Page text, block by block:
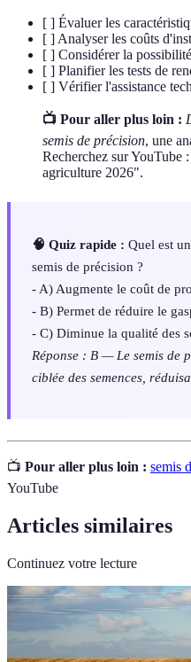
[ ] Évaluer les
[ ] Analyser les coûts
[ ] Considérer la
[ ] Planifier les tests de
[ ] Vérifier l'assistance
📺 Pour aller plus loin :
semis de précision, une
Recherchez sur YouTube
agriculture 2026".
🧠 Quiz rapide : Quel est
semis de précision ?
- A) Augmente le coût de
- B) Permet de réduire le
- C) Diminue la qualité des
Réponse : B — Le semis de
ciblée des semences,
📺 Pour aller plus loin : semis
YouTube
Articles similaires
Continuez votre lecture